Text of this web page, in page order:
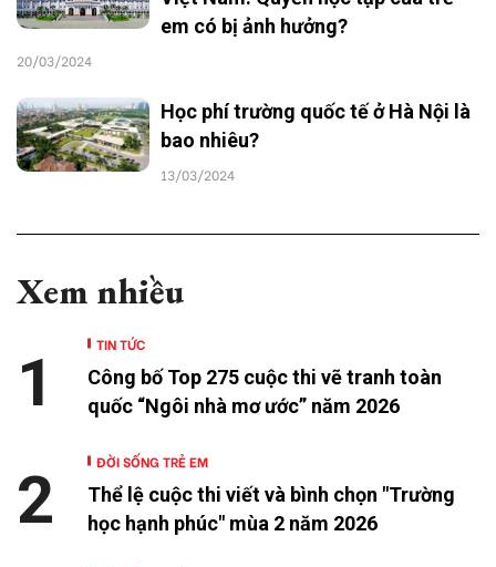
em có bị ảnh hưởng?
20/03/2024
Học phí trường quốc tế ở Hà Nội là
bao nhiêu?
13/03/2024
Xem nhiều
TIN TỨC
Công bố Top 275 cuộc thi vẽ tranh toàn
quốc “Ngôi nhà mơ ước” năm 2026
1
ĐỜI SỐNG TRẺ EM
Thể lệ cuộc thi viết và bình chọn "Trường
học hạnh phúc" mùa 2 năm 2026
2